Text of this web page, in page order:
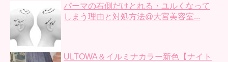
パーマの右側だけとれる・ユルくなって
しまう理由と対処方法@大宮美容室...
ULTOWA＆イルミナカラー新色【ナイト